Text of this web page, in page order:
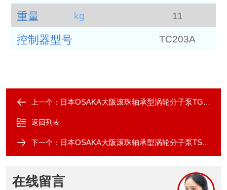
重量 kg 11
控制器型号 TC203A
上一个： 日本OSAKA大阪滚珠轴承型涡轮分子泵TG5500
返回列表
下一个： 日本OSAKA大阪滚珠轴承型涡轮分子泵TS440
在线留言